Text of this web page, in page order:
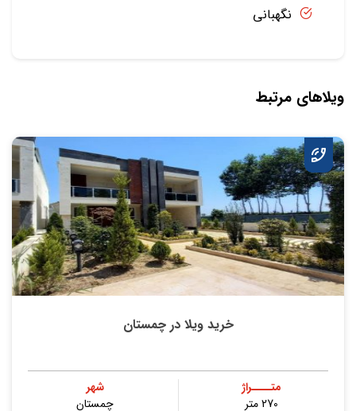
نگهبانی
ویلاهای مرتبط
خرید ویلا در چمستان
متــــراژ
270 متر
شهر
چمستان